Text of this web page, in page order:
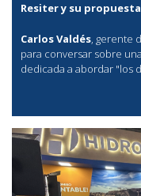
Resiter y su
Carlos Valdés, gerente
para conversar sobre
dedicada a abordar "los